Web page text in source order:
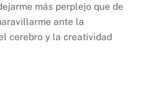
más perplejo que de
ante la
cerebro y la creatividad